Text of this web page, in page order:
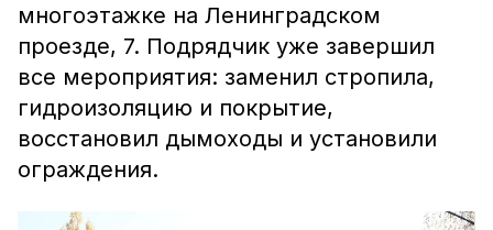
многоэтажке на Ленинградском
проезде, 7. Подрядчик уже завершил
все мероприятия: заменил стропила,
гидроизоляцию и покрытие,
восстановил дымоходы и установили
ограждения.